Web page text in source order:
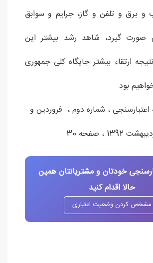
برق و تلفن و گاز، جرایم و سوابق
گیرد، شاهد رشد بیشتر این
ارتقاء بیشتر جایگاه کلی جمهوری
بود.
اعتبارسنجی ، شماره دوم ، فروردین و
1392 ، صفحه 30
خودتان و مشتریانتان همین
حالا اقدام کنید
مشخص کردن وضعیت اعتباری